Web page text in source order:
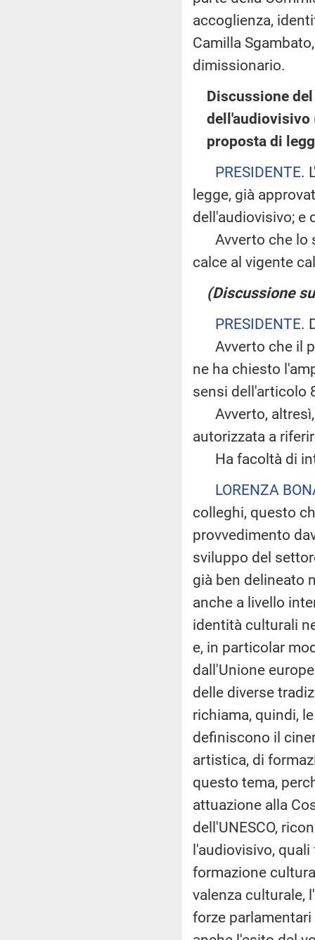
accoglienza,
Camilla
dimissionario.
Discussione
dell'audiovisivo
proposta di
PRESIDENTE.
legge, già
dell'audiovisivo; e
Avverto che lo
calce al vigente
(Discussione
PRESIDENTE.
Avverto che il
ne ha chiesto
sensi dell'articolo
Avverto, altresì,
autorizzata a
Ha facoltà di
LORENZA
colleghi, questo
provvedimento
sviluppo del
già ben delineato
anche a livello
identità culturali
e, in particolar
dall'Unione
delle diverse
richiama, quindi,
definiscono il
artistica, di
questo tema,
attuazione alla
dell'UNESCO,
l'audiovisivo,
formazione
valenza culturale,
forze